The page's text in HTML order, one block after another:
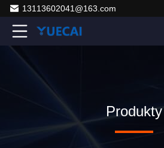
13113602041@163.com
Produkty